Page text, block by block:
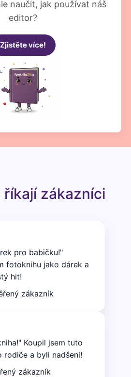
naučit, jak používat náš
editor?
Zjistěte více!
říkají zákazníci
pro babičku!"
fotoknihu jako dárek a
hit!
zákazník
Koupil jsem tuto
rodiče a byli nadšeni!
zákazník